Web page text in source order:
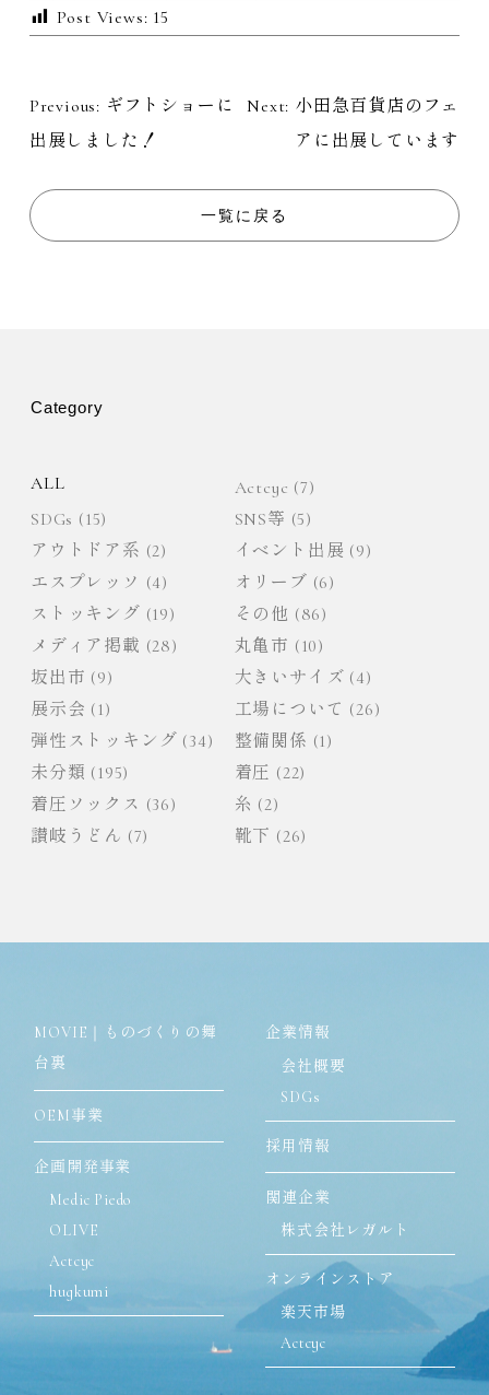
Post Views: 15
投
ナ
ョ
ン
Previous: ギフトショーに
出展しました！
Next: 小田急百貨店のフェ
アに出展しています
一覧に戻る
Category
ALL Actcyc (7)
SDGs (15) SNS等 (5)
アウトドア系 (2) イベント出展 (9)
エスプレッソ (4) オリーブ (6)
ストッキング (19) その他 (86)
メディア掲載 (28) 丸亀市 (10)
坂出市 (9) 大きいサイズ (4)
展示会 (1) 工場について (26)
弾性ストッキング (34) 整備関係 (1)
未分類 (195) 着圧 (22)
着圧ソックス (36) 糸 (2)
讃岐うどん (7) 靴下 (26)
MOVIE｜ものづくりの舞
台裏
OEM事業
企画開発事業
Medic Piedo
OLIVE
Actcyc
hugkumi
企業情報
会社概要
SDGs
採用情報
関連企業
株式会社レガルト
オンラインストア
楽天市場
Actcyc